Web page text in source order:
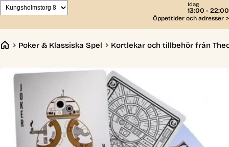
Idag
13:00 - 22:00
Öppettider och adresser >
Poker & Klassiska Spel Kortlekar och tillbehör från